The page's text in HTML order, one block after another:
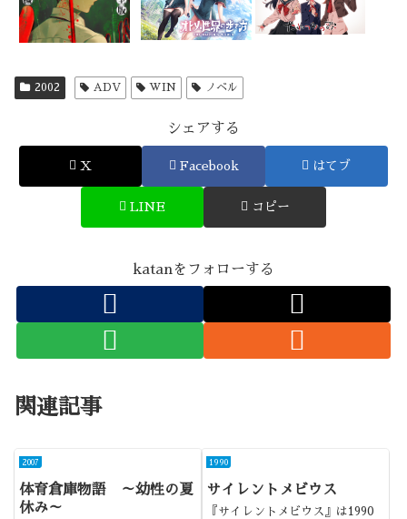
2002 ADV WIN ノベル
シェアする
X Facebook はてブ
LINE コピー
katanをフォローする
関連記事
2007
体育倉庫物語 ～幼性の夏
休み～
1990
サイレントメビウス
『サイレントメビウス』は1990